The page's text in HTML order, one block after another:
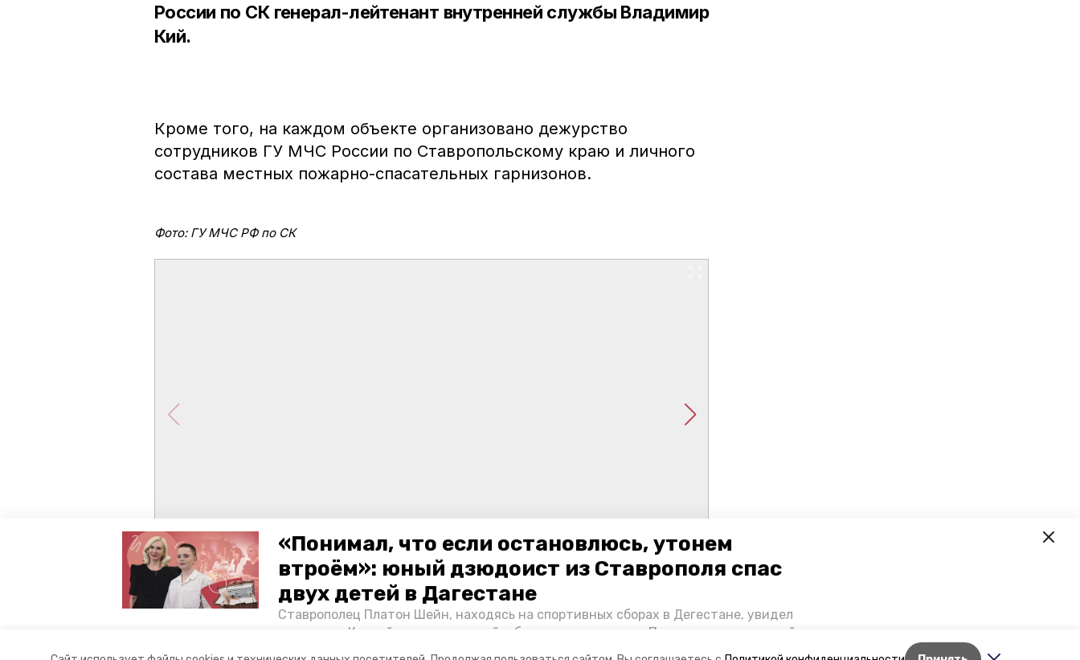
«Понимал, что если остановлюсь, утонем
втроём»: юный дзюдоист из Ставрополя спас
двух детей в Дагестане
Ставрополец Платон Шейн, находясь на спортивных сборах в Дегестане, увидел
тонущих в Каспийском море детей и бросился на помощь. По возвращении домой,
России по СК генерал-лейтенант внутренней службы Владимир
Кий.
Кроме того, на каждом объекте организовано дежурство
сотрудников ГУ МЧС России по Ставропольскому краю и личного
состава местных пожарно-спасательных гарнизонов.
Фото: ГУ МЧС РФ по СК